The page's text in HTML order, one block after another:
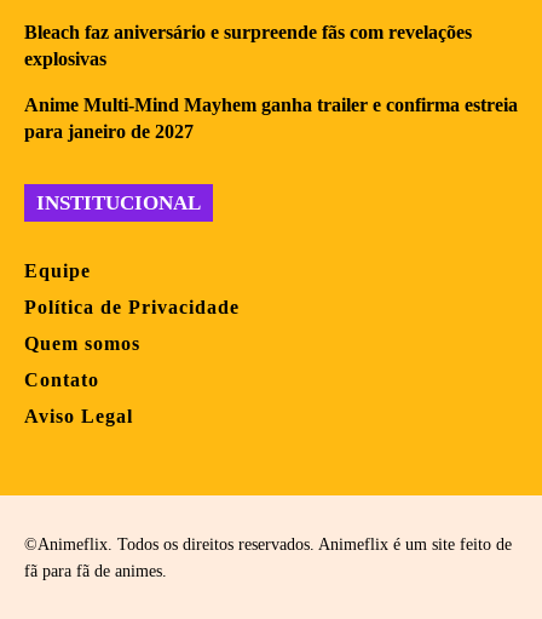
Bleach faz aniversário e surpreende fãs com revelações
explosivas
Anime Multi-Mind Mayhem ganha trailer e confirma estreia
para janeiro de 2027
INSTITUCIONAL
Equipe
Política de Privacidade
Quem somos
Contato
Aviso Legal
©Animeflix. Todos os direitos reservados. Animeflix é um site feito de
fã para fã de animes.